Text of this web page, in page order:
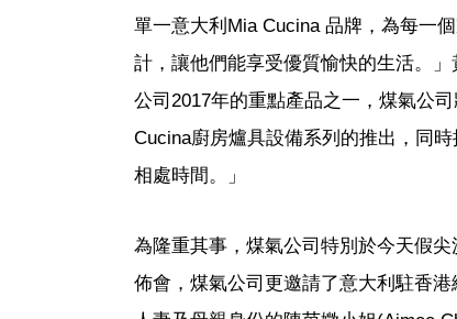
單一意大利Mia Cucina 品牌，為每一
計，讓他們能享受優質愉快的生活。
公司2017年的重點產品之一，煤氣公
Cucina廚房爐具設備系列的推出，同
相處時間。」
為隆重其事，煤氣公司特別於今天假
佈會，煤氣公司更邀請了意大利駐香